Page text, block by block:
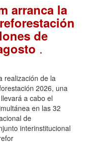
arranca la
de
.
realización de la
2026, una
a cabo el
en las 32
de
interinstitucional